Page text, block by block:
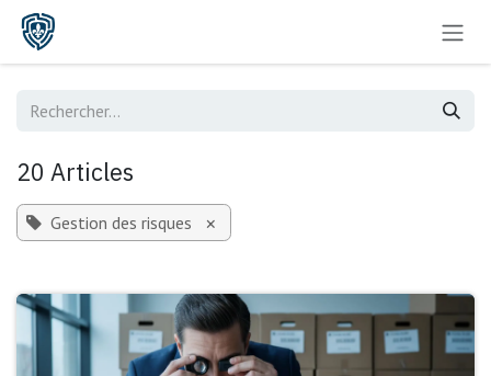
Se rendre au contenu
20 Articles
Gestion des risques ×